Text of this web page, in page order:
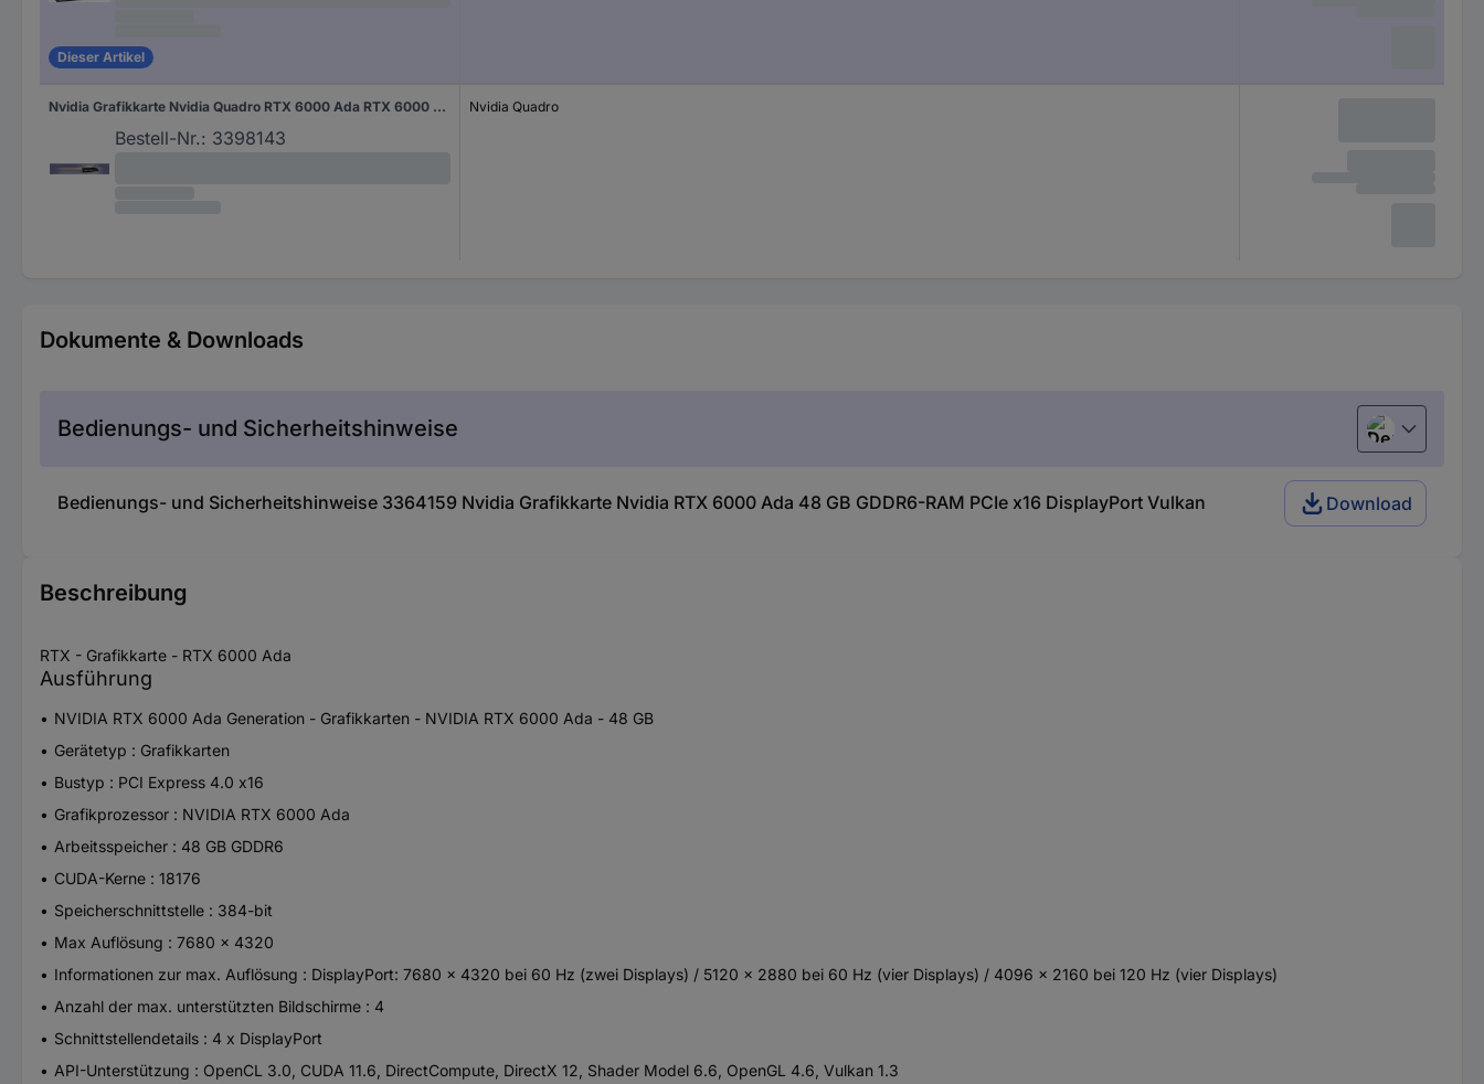
Dieser Artikel
Nvidia Grafikkarte Nvidia Quadro RTX 6000 Ada RTX 6000 Ada 48 GB GDDR6-RAM PCIe x16 DisplayPort Vulkan
Bestell-Nr.: 3398143
Nvidia Quadro
Dokumente & Downloads
Bedienungs- und Sicherheitshinweise Deutsch
Bedienungs- und Sicherheitshinweise 3364159 Nvidia Grafikkarte Nvidia RTX 6000 Ada 48 GB GDDR6-RAM PCIe x16 DisplayPort Vulkan Download
Beschreibung
RTX - Grafikkarte - RTX 6000 Ada
Ausführung
NVIDIA RTX 6000 Ada Generation - Grafikkarten - NVIDIA RTX 6000 Ada - 48 GB
Gerätetyp : Grafikkarten
Bustyp : PCI Express 4.0 x16
Grafikprozessor : NVIDIA RTX 6000 Ada
Arbeitsspeicher : 48 GB GDDR6
CUDA-Kerne : 18176
Speicherschnittstelle : 384-bit
Max Auflösung : 7680 x 4320
Informationen zur max. Auflösung : DisplayPort: 7680 x 4320 bei 60 Hz (zwei Displays) / 5120 x 2880 bei 60 Hz (vier Displays) / 4096 x 2160 bei 120 Hz (vier Displays)
Anzahl der max. unterstützten Bildschirme : 4
Schnittstellendetails : 4 x DisplayPort
API-Unterstützung : OpenCL 3.0, CUDA 11.6, DirectCompute, DirectX 12, Shader Model 6.6, OpenGL 4.6, Vulkan 1.3